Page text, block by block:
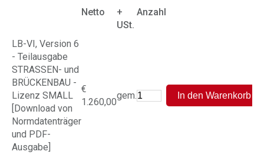
Netto
+
USt.
Anzahl
LB-VI, Version 6
- Teilausgabe
STRASSEN- und
BRÜCKENBAU -
Lizenz SMALL
[Download von
Normdatenträger
und PDF-
Ausgabe]
€
1.260,00
gem.